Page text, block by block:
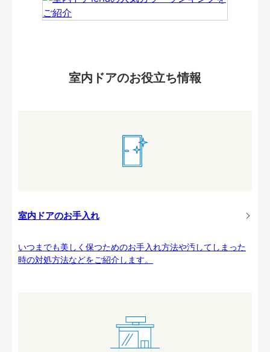
室内ドアのお役立ち情報
室内ドアのお手入れ
いつまでも美しく保つためのお手入れ方法や汚してしまった
時の対処方法などをご紹介します。